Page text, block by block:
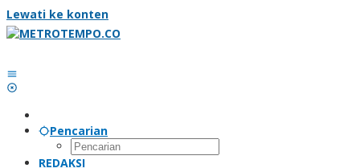
Lewati ke konten
Pencarian
REDAKSI